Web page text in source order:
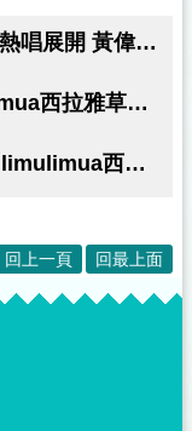
limulimua西拉雅草地音樂會今日熱唱展開 黃偉哲盼中央正名西拉雅族 傳承珍貴傳統文化
第9屆臺南市西拉雅文化節-limulimua西拉雅草地音樂會 12/6在官田遊客中心草原熱情開唱
2020第9屆臺南市西拉雅文化節「limulimua西拉雅草地音樂會」將於12月6日(日)登場!!
回上一頁 回最上面